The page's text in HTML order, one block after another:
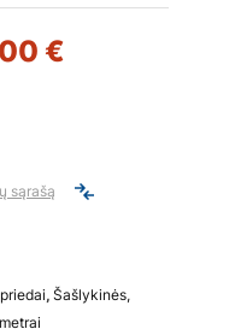
€
sąrašą
, Šašlykinės,